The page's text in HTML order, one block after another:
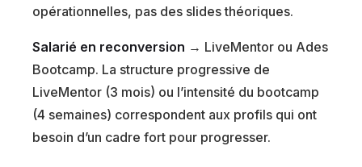
opérationnelles, pas des slides théoriques.
Salarié en reconversion → LiveMentor ou Ades
Bootcamp. La structure progressive de
LiveMentor (3 mois) ou l’intensité du bootcamp
(4 semaines) correspondent aux profils qui ont
besoin d’un cadre fort pour progresser.